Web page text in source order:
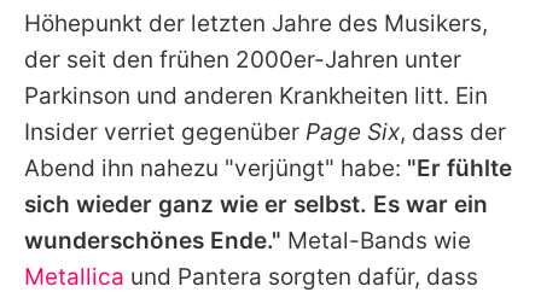
Höhepunkt der letzten Jahre des Musikers,
der seit den frühen 2000er-Jahren unter
Parkinson und anderen Krankheiten litt. Ein
Insider verriet gegenüber Page Six, dass der
Abend ihn nahezu "verjüngt" habe: "Er fühlte
sich wieder ganz wie er selbst. Es war ein
wunderschönes Ende." Metal-Bands wie
Metallica und Pantera sorgten dafür, dass